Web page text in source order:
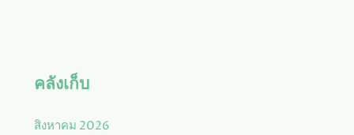
คลังเก็บ
สิงหาคม 2026